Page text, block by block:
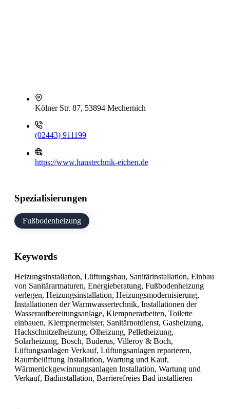
Kölner Str. 87, 53894 Mechernich
(02443) 911199
https://www.haustechnik-eichen.de
Spezialisierungen
Fußbodenheizung
Keywords
Heizungsinstallation, Lüftungsbau, Sanitärinstallation, Einbau
von Sanitärarmaturen, Energieberatung, Fußbodenheizung
verlegen, Heizungsinstallation, Heizungsmodernisierung,
Installationen der Warmwassertechnik, Installationen der
Wasseraufbereitungsanlage, Klempnerarbeiten, Toilette
einbauen, Klempnermeister, Sanitärnotdienst, Gasheizung,
Hackschnitzelheizung, Ölheizung, Pelletheizung,
Solarheizung, Bosch, Buderus, Villeroy & Boch,
Lüftungsanlagen Verkauf, Lüftungsanlagen reparieren,
Raumbelüftung Installation, Wartung und Kauf,
Wärmerückgewinnungsanlagen Installation, Wartung und
Verkauf, Badinstallation, Barrierefreies Bad installieren